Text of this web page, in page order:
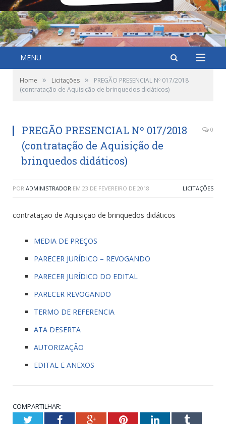
MENU
Home » Licitações »
PREGÃO PRESENCIAL Nº 017/2018
(contratação de Aquisição de brinquedos didáticos)
PREGÃO PRESENCIAL Nº 017/2018
(contratação de Aquisição de
brinquedos didáticos)
0
POR ADMINISTRADOR EM 23 DE FEVEREIRO DE 2018 LICITAÇÕES
contratação de Aquisição de brinquedos didáticos
MEDIA DE PREÇOS
PARECER JURÍDICO – REVOGANDO
PARECER JURÍDICO DO EDITAL
PARECER REVOGANDO
TERMO DE REFERENCIA
ATA DESERTA
AUTORIZAÇÃO
EDITAL E ANEXOS
COMPARTILHAR:
TwitterFacebookGoogle+PinterestLinkedInTumblr